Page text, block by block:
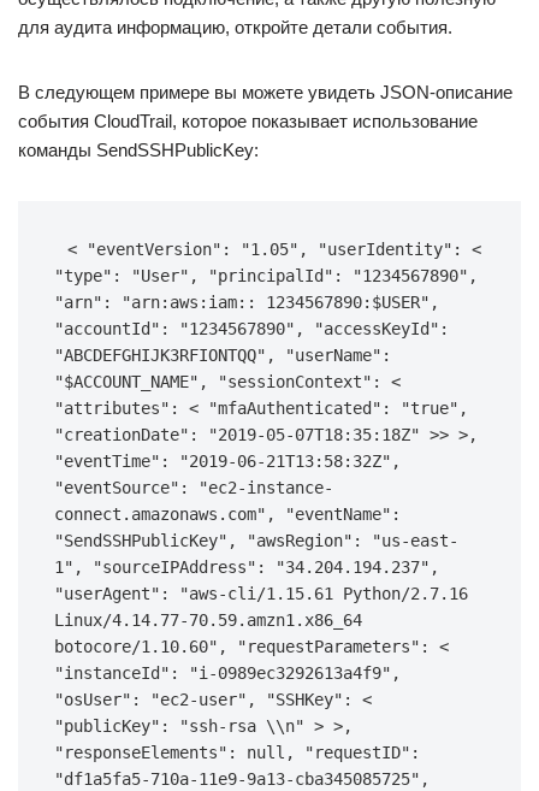
для аудита информацию, откройте детали события.
В следующем примере вы можете увидеть JSON-описание
события CloudTrail, которое показывает использование
команды SendSSHPublicKey:
"type": "User", "principalId": "1234567890",
"arn": "arn:aws:iam:: 1234567890:$USER",
"accountId": "1234567890", "accessKeyId":
"ABCDEFGHIJK3RFIONTQQ", "userName":
"$ACCOUNT_NAME", "sessionContext": <
"attributes": < "mfaAuthenticated": "true",
"creationDate": "2019-05-07T18:35:18Z" >> >,
"eventTime": "2019-06-21T13:58:32Z",
"eventSource": "ec2-instance-
connect.amazonaws.com", "eventName":
"SendSSHPublicKey", "awsRegion": "us-east-
1", "sourceIPAddress": "34.204.194.237",
"userAgent": "aws-cli/1.15.61 Python/2.7.16
Linux/4.14.77-70.59.amzn1.x86_64
botocore/1.10.60", "requestParameters": <
"instanceId": "i-0989ec3292613a4f9",
"osUser": "ec2-user", "SSHKey": <
"publicKey": "ssh-rsa \\n" > >,
"responseElements": null, "requestID":
"df1a5fa5-710a-11e9-9a13-cba345085725",